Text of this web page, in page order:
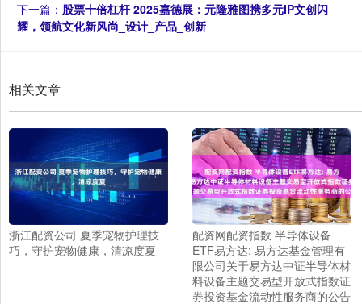
下一篇： 股票十倍杠杆 2025嘉德展：元隆雅图携多元IP文创闪
耀，领航文化新风尚_设计_产品_创新
相关文章
浙江配资公司 夏季宠物护理技
巧，守护宠物健康，清凉度夏
配资网配资指数 半导体设备
ETF易方达: 易方达基金管理有
限公司关于易方达中证半导体材
料设备主题交易型开放式指数证
券投资基金流动性服务商的公告